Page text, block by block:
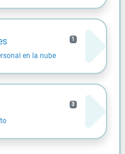
1
en la nube
3